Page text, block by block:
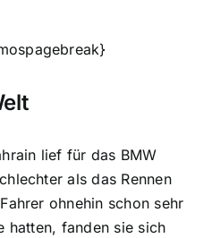
lief für das BMW
als das Rennen
ohnehin schon sehr
hatten, fanden sie sich